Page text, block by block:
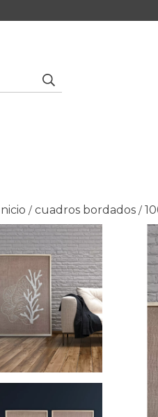
/ cuadros bordados /